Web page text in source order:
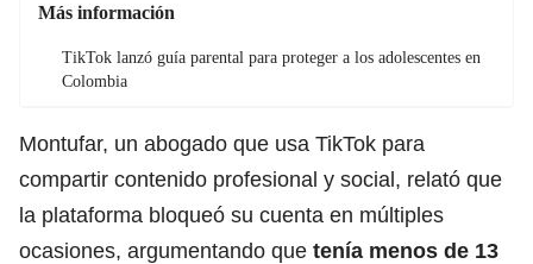
Más información
TikTok lanzó guía parental para proteger a los adolescentes en
Colombia
Montufar, un abogado que usa TikTok para
compartir contenido profesional y social, relató que
la plataforma bloqueó su cuenta en múltiples
ocasiones, argumentando que tenía menos de 13